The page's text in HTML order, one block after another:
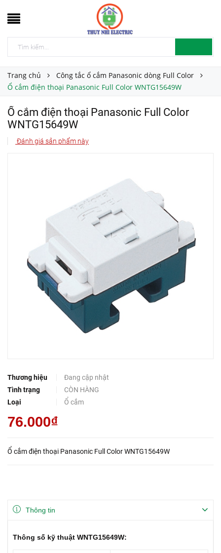
Trang chủ
Công tắc ổ cắm Panasonic dòng Full Color
Ổ cắm điện thoại Panasonic Full Color WNTG15649W
Ổ cắm điện thoại Panasonic Full Color
WNTG15649W
Đánh giá sản phẩm này
Thương hiệu
Đang cập nhật
Tình trạng
CÒN HÀNG
Loại
Ổ cắm
76.000₫
Ổ cắm điện thoại Panasonic Full Color WNTG15649W
Thông tin
Thông số kỹ thuật WNTG15649W: